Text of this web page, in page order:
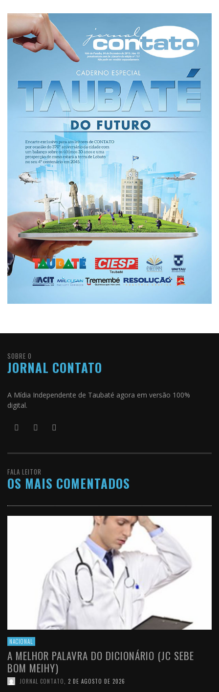
SOBRE O
JORNAL CONTATO
A Mídia Independente de Taubaté agora em versão 100%
digital.
FALA LEITOR
OS MAIS COMENTADOS
NACIONAL
A MELHOR PALAVRA DO DICIONÁRIO (JC SEBE
BOM MEIHY)
JORNAL CONTATO 2 DE AGOSTO DE 2026